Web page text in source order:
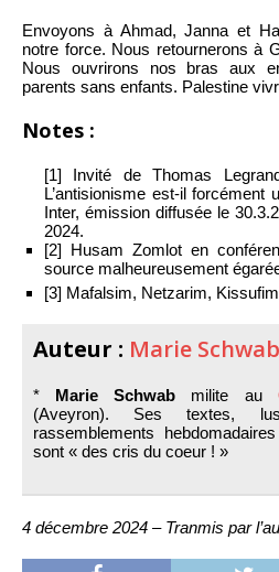
Envoyons à Ahmad, Janna et
notre force. Nous retournerons à
Nous ouvrirons nos bras aux
parents sans enfants. Palestine
Notes :
[1] Invité de Thomas
L’antisionisme est-il forcément
Inter, émission diffusée le
2024.
[2] Husam Zomlot en
source malheureusement
[3] Mafalsim, Netzarim,
Auteur : Marie Schwab
* Marie Schwab milite au
(Aveyron). Ses textes,
rassemblements
sont « des cris du coeur ! »
4 décembre 2024 – Tranmis par